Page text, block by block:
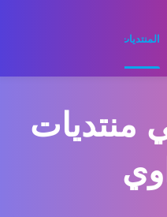
المنتديات
منتديات